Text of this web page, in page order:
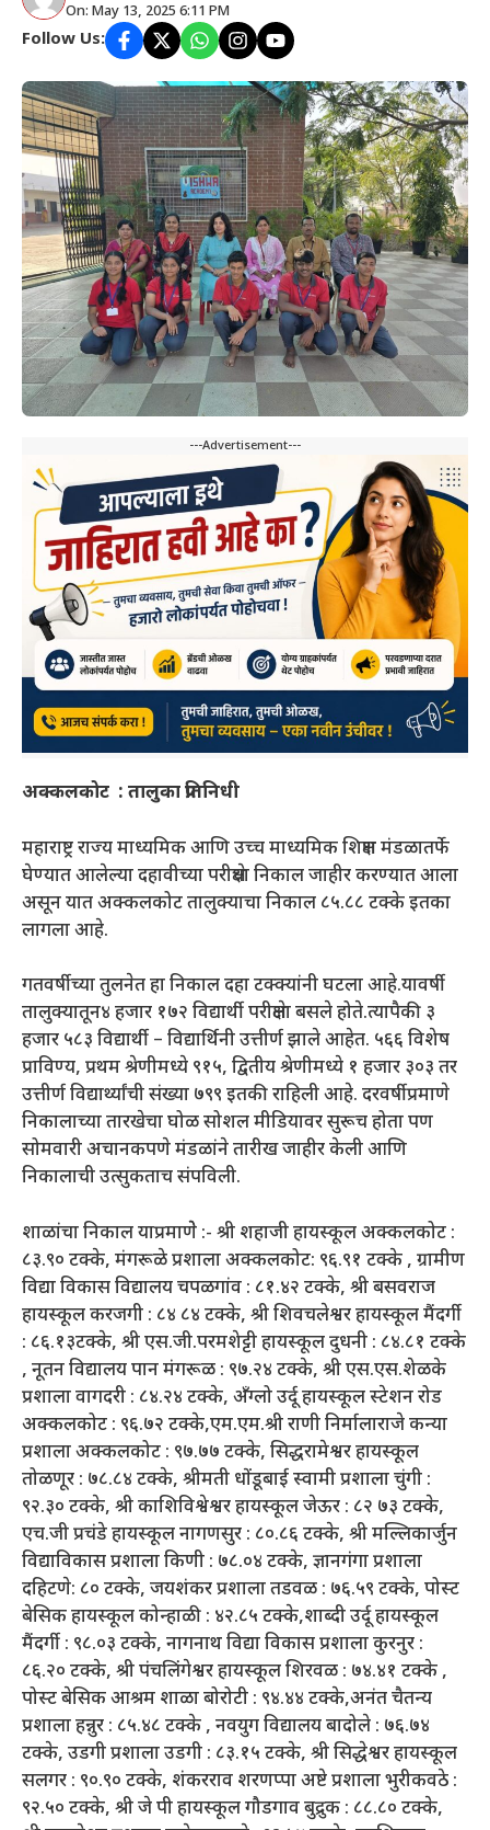
On: May 13, 2025 6:11 PM
Follow Us:
---Advertisement---
अक्कलकोट : तालुका प्रतिनिधी
महाराष्ट्र राज्य माध्यमिक आणि उच्च माध्यमिक शिक्षण मंडळातर्फे
घेण्यात आलेल्या दहावीच्या परीक्षेचा निकाल जाहीर करण्यात आला
असून यात अक्कलकोट तालुक्याचा निकाल ८५.८८ टक्के इतका
लागला आहे.
गतवर्षीच्या तुलनेत हा निकाल दहा टक्क्यांनी घटला आहे.यावर्षी
तालुक्यातून४ हजार १७२ विद्यार्थी परीक्षेला बसले होते.त्यापैकी ३
हजार ५८३ विद्यार्थी – विद्यार्थिनी उत्तीर्ण झाले आहेत. ५६६ विशेष
प्राविण्य, प्रथम श्रेणीमध्ये ९१५, द्वितीय श्रेणीमध्ये १ हजार ३०३ तर
उत्तीर्ण विद्यार्थ्यांची संख्या ७९९ इतकी राहिली आहे. दरवर्षीप्रमाणे
निकालाच्या तारखेचा घोळ सोशल मीडियावर सुरूच होता पण
सोमवारी अचानकपणे मंडळांने तारीख जाहीर केली आणि
निकालाची उत्सुकताच संपविली.
शाळांचा निकाल याप्रमाणेे :- श्री शहाजी हायस्कूल अक्कलकोट :
८३.९० टक्के, मंगरूळे प्रशाला अक्कलकोट: ९६.९१ टक्के , ग्रामीण
विद्या विकास विद्यालय चपळगांव : ८१.४२ टक्के, श्री बसवराज
हायस्कूल करजगी : ८४ ८४ टक्के, श्री शिवचलेश्वर हायस्कूल मैंदर्गी
: ८६.१३टक्के, श्री एस.जी.परमशेट्टी हायस्कूल दुधनी : ८४.८१ टक्के
, नूतन विद्यालय पान मंगरूळ : ९७.२४ टक्के, श्री एस.एस.शेळके
प्रशाला वागदरी : ८४.२४ टक्के, अँग्लो उर्दू हायस्कूल स्टेशन रोड
अक्कलकोट : ९६.७२ टक्के,एम.एम.श्री राणी निर्मालाराजे कन्या
प्रशाला अक्कलकोट : ९७.७७ टक्के, सिद्धरामेश्वर हायस्कूल
तोळणूर : ७८.८४ टक्के, श्रीमती धोंडूबाई स्वामी प्रशाला चुंगी :
९२.३० टक्के, श्री काशिविश्वेश्वर हायस्कूल जेऊर : ८२ ७३ टक्के,
एच.जी प्रचंडे हायस्कूल नागणसुर : ८०.८६ टक्के, श्री मल्लिकार्जुन
विद्याविकास प्रशाला किणी : ७८.०४ टक्के, ज्ञानगंगा प्रशाला
दहिटणे: ८० टक्के, जयशंकर प्रशाला तडवळ : ७६.५९ टक्के, पोस्ट
बेसिक हायस्कूल कोन्हाळी : ४२.८५ टक्के,शाब्दी उर्दू हायस्कूल
मैंदर्गी : ९८.०३ टक्के, नागनाथ विद्या विकास प्रशाला कुरनुर :
८६.२० टक्के, श्री पंचलिंगेश्वर हायस्कूल शिरवळ : ७४.४१ टक्के ,
पोस्ट बेसिक आश्रम शाळा बोरोटी : ९४.४४ टक्के,अनंत चैतन्य
प्रशाला हन्नुर : ८५.४८ टक्के , नवयुग विद्यालय बादोले : ७६.७४
टक्के, उडगी प्रशाला उडगी : ८३.१५ टक्के, श्री सिद्धेश्वर हायस्कूल
सलगर : ९०.९० टक्के, शंकरराव शरणप्पा अष्टे प्रशाला भुरीकवठे :
९२.५० टक्के, श्री जे पी हायस्कूल गौडगाव बुद्रुक : ८८.८० टक्के,